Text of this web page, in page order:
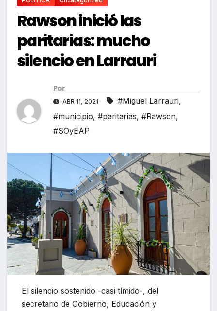
Rawson inició las
paritarias: mucho
silencio en Larrauri
Por
ABR 11, 2021 #Miguel Larrauri,
#municipio, #paritarias, #Rawson,
#SOyEAP
El silencio sostenido -casi tímido-, del
secretario de Gobierno, Educación y